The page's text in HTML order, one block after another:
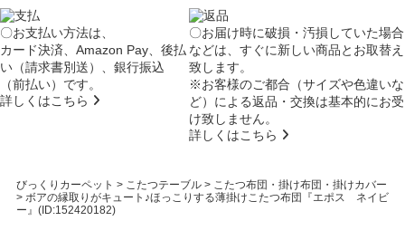
〇お支払い方法は、
カード決済、Amazon Pay、後払
い（請求書別送）、銀行振込
（前払い）です。
詳しくはこちら
〇お届け時に破損・汚損していた場合
などは、すぐに新しい商品とお取替え
致します。
※お客様のご都合（サイズや色違いな
ど）による返品・交換は基本的にお受
け致しません。
詳しくはこちら
びっくりカーペット > こたつテーブル> こたつ布団・掛け布団・掛けカバー
> ボアの縁取りがキュート♪ほっこりする薄掛けこたつ布団『エポス ネイビ
ー』(ID:152420182)